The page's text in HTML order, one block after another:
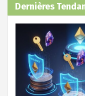
Dernières